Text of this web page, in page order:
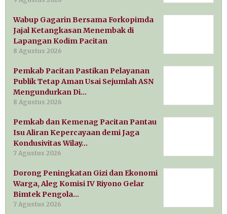
Wabup Gagarin Bersama Forkopimda
Jajal Ketangkasan Menembak di
Lapangan Kodim Pacitan
8 Agustus 2026
Pemkab Pacitan Pastikan Pelayanan
Publik Tetap Aman Usai Sejumlah ASN
Mengundurkan Di…
8 Agustus 2026
Pemkab dan Kemenag Pacitan Pantau
Isu Aliran Kepercayaan demi Jaga
Kondusivitas Wilay…
7 Agustus 2026
Dorong Peningkatan Gizi dan Ekonomi
Warga, Aleg Komisi IV Riyono Gelar
Bimtek Pengola…
7 Agustus 2026